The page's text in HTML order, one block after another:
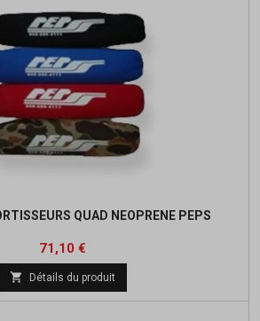
QUAD NEOPRENE PEPS
Prix
71,10 €
base
 Détails du produit